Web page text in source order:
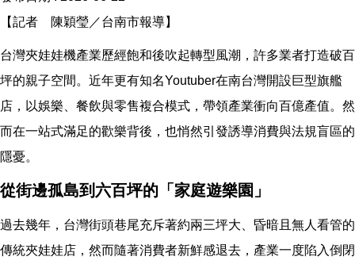
【記者 陳穎瑩／台南市報導】
台灣夾娃娃機產業歷經飽和後吹起轉型風潮，許多業者打造破百
坪的親子空間。近年更有知名Youtuber在南台灣開設巨型旗艦
店，以娛樂、餐飲與零售複合模式，帶領產業衝向百億產值。然
而在一站式滿足的歡樂背後，也悄然引發誘導消費與法規盲區的
隱憂。
從街邊孤島到六百坪的「家庭遊樂園」
過去幾年，台灣街頭巷尾充斥著約兩三坪大、昏暗且無人看管的
傳統夾娃娃店，然而隨著消費者新鮮感退去，產業一度陷入倒閉